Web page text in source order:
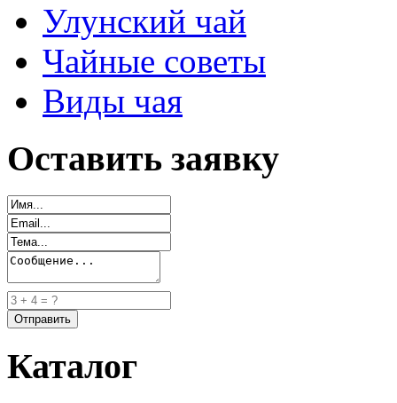
Улунский чай
Чайные советы
Виды чая
Оставить заявку
Каталог